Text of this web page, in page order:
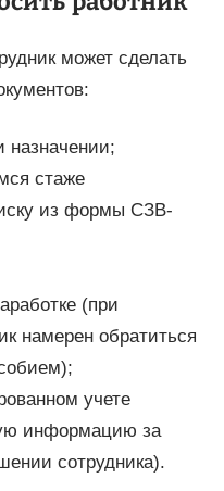
может сделать
назначении;
стаже
из формы СЗВ-
(при
намерен обратиться
учете
информацию за
сотрудника).